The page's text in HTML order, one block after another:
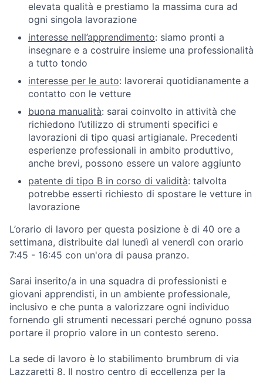
elevata qualità e prestiamo la massima cura ad
ogni singola lavorazione
interesse nell’apprendimento: siamo pronti a
insegnare e a costruire insieme una professionalità
a tutto tondo
interesse per le auto: lavorerai quotidianamente a
contatto con le vetture
buona manualità: sarai coinvolto in attività che
richiedono l’utilizzo di strumenti specifici e
lavorazioni di tipo quasi artigianale. Precedenti
esperienze professionali in ambito produttivo,
anche brevi, possono essere un valore aggiunto
patente di tipo B in corso di validità: talvolta
potrebbe esserti richiesto di spostare le vetture in
lavorazione
L’orario di lavoro per questa posizione è di 40 ore a
settimana, distribuite dal lunedì al venerdì con orario
7:45 - 16:45 con un'ora di pausa pranzo.
Sarai inserito/a in una squadra di professionisti e
giovani apprendisti, in un ambiente professionale,
inclusivo e che punta a valorizzare ogni individuo
fornendo gli strumenti necessari perché ognuno possa
portare il proprio valore in un contesto sereno.
La sede di lavoro è lo stabilimento brumbrum di via
Lazzaretti 8. Il nostro centro di eccellenza per la